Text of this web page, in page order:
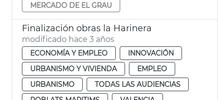
MERCADO DE EL GRAU
Finalización obras la Harinera
modificado hace 3 años
ECONOMÍA Y EMPLEO
INNOVACIÓN
URBANISMO Y VIVIENDA
EMPLEO
URBANISMO
TODAS LAS AUDIENCIAS